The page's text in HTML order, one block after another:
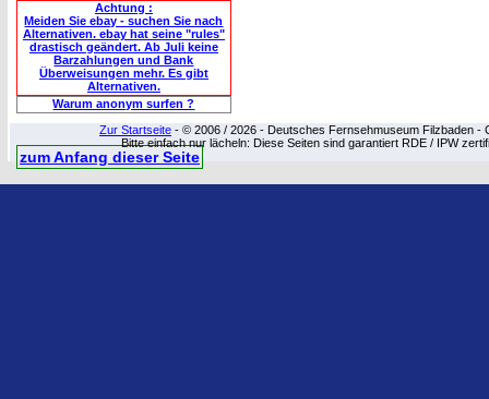
Achtung :
Meiden Sie ebay - suchen Sie nach
Alternativen. ebay hat seine "rules"
drastisch geändert. Ab Juli keine
Barzahlungen und Bank
Überweisungen mehr. Es gibt
Alternativen.
Warum anonym surfen ?
Zur Startseite - © 2006 / 2026 - Deutsches Fernsehmuseum Filzbaden -
Bitte einfach nur lächeln: Diese Seiten sind garantiert RDE / IPW
zum Anfang dieser Seite